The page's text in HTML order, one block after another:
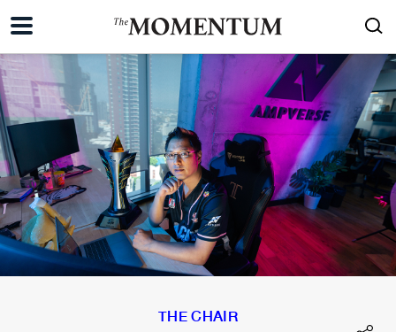
THE CHAIR